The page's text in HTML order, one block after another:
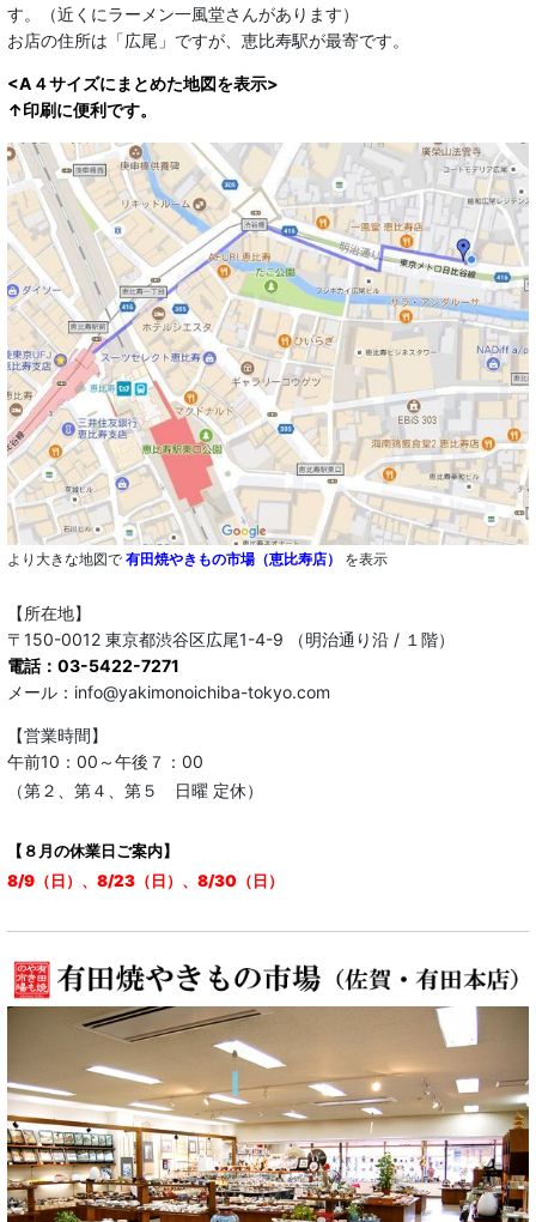
す。（近くにラーメン一風堂さんがあります）
お店の住所は「広尾」ですが、恵比寿駅が最寄です。
<A４サイズにまとめた地図を表示>
↑印刷に便利です。
より大きな地図で 有田焼やきもの市場（恵比寿店） を表示
【所在地】
〒150-0012 東京都渋谷区広尾1-4-9 （明治通り沿 / １階）
電話：03-5422-7271
メール：info@yakimonoichiba-tokyo.com
【営業時間】
午前10：00～午後７：00
（第２、第４、第５ 日曜 定休）
【８月の休業日ご案内】
8/9（日）、8/23（日）、8/30（日）